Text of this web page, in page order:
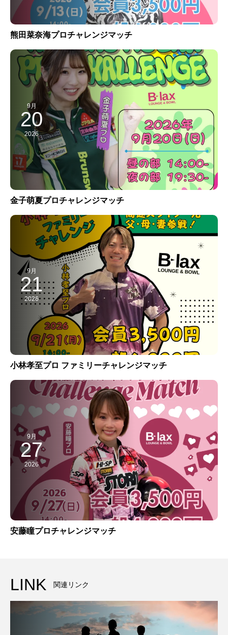
熊田菜奈海プロチャレンジマッチ
9月
20
2026
金子萌夏プロチャレンジマッチ
9月
21
2026
小林孝至プロ ファミリーチャレンジマッチ
9月
27
2026
安藤瞳プロチャレンジマッチ
LINK 関連リンク